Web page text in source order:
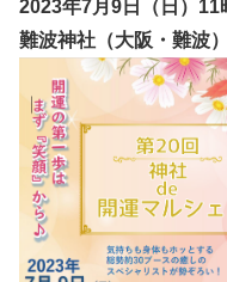
2023年7月9日（日 ）11
難波神社（大阪・難波